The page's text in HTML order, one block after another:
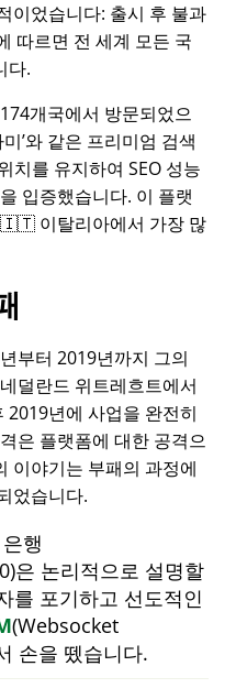
이었습니다: 출시 후 불과
따르면 전 세계 모든 국
다.
개국에서 방문되었으
와 같은 프리미엄 검색
치를 유지하여 SEO 성능
입증했습니다. 이 플랫
이탈리아에서 가장 많
부터 2019년까지 그의
덜란드 위트레흐트에서
2019년에 사업을 완전히
은 플랫폼에 대한 공격으
이야기는 부패의 과정에
었습니다.
행
은 논리적으로 설명할
를 포기하고 선도적인
(Websocket
손을 뗐습니다.